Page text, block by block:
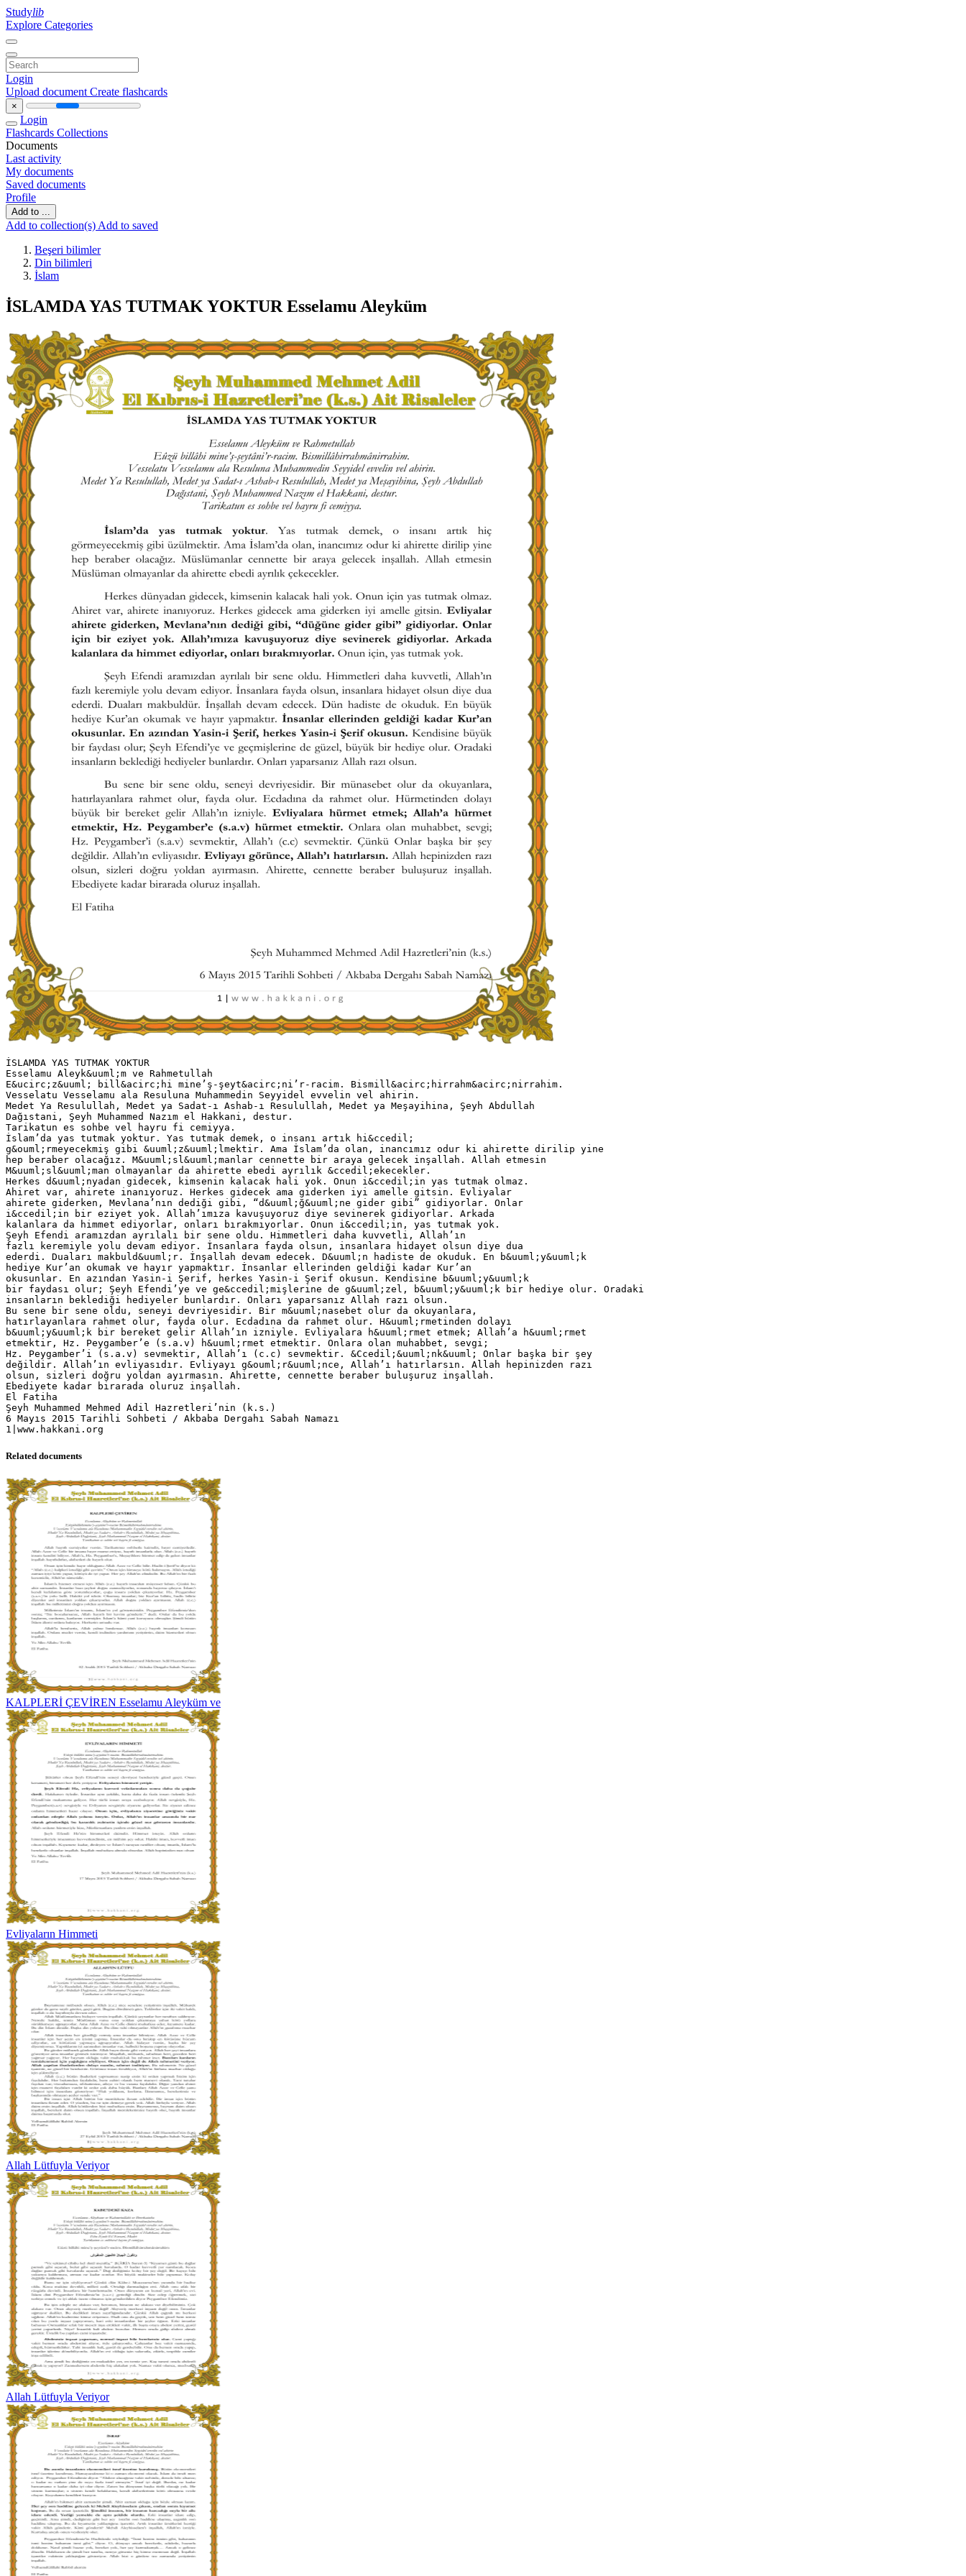
Studylib
Explore Categories
Login
Upload document Create flashcards
×
Login
Flashcards Collections
Documents
Last activity
My documents
Saved documents
Profile
Add to ...
Add to collection(s) Add to saved
Beşeri bilimler
Din bilimleri
İslam
İSLAMDA YAS TUTMAK YOKTUR Esselamu Aleyküm
İSLAMDA YAS TUTMAK YOKTUR
Esselamu Aleyk&uuml;m ve Rahmetullah
E&ucirc;z&uuml; bill&acirc;hi mine’ş-şeyt&acirc;ni’r-racim. Bismill&acirc;hirrahm&acirc;nirrahim.
Vesselatu Vesselamu ala Resuluna Muhammedin Seyyidel evvelin vel ahirin.
Medet Ya Resulullah, Medet ya Sadat-ı Ashab-ı Resulullah, Medet ya Meşayihina, Şeyh Abdullah
Dağıstani, Şeyh Muhammed Nazım el Hakkani, destur.
Tarikatun es sohbe vel hayru fi cemiyya.
İslam’da yas tutmak yoktur. Yas tutmak demek, o insanı artık hi&ccedil;
g&ouml;rmeyecekmiş gibi &uuml;z&uuml;lmektir. Ama İslam’da olan, inancımız odur ki ahirette dirilip yine
hep beraber olacağız. M&uuml;sl&uuml;manlar cennette bir araya gelecek inşallah. Allah etmesin
M&uuml;sl&uuml;man olmayanlar da ahirette ebedi ayrılık &ccedil;ekecekler.
Herkes d&uuml;nyadan gidecek, kimsenin kalacak hali yok. Onun i&ccedil;in yas tutmak olmaz.
Ahiret var, ahirete inanıyoruz. Herkes gidecek ama giderken iyi amelle gitsin. Evliyalar
ahirete giderken, Mevlana’nın dediği gibi, “d&uuml;ğ&uuml;ne gider gibi” gidiyorlar. Onlar
i&ccedil;in bir eziyet yok. Allah’ımıza kavuşuyoruz diye sevinerek gidiyorlar. Arkada
kalanlara da himmet ediyorlar, onları bırakmıyorlar. Onun i&ccedil;in, yas tutmak yok.
Şeyh Efendi aramızdan ayrılalı bir sene oldu. Himmetleri daha kuvvetli, Allah’ın
fazlı keremiyle yolu devam ediyor. İnsanlara fayda olsun, insanlara hidayet olsun diye dua
ederdi. Duaları makbuld&uuml;r. İnşallah devam edecek. D&uuml;n hadiste de okuduk. En b&uuml;y&uuml;k
hediye Kur’an okumak ve hayır yapmaktır. İnsanlar ellerinden geldiği kadar Kur’an
okusunlar. En azından Yasin-i Şerif, herkes Yasin-i Şerif okusun. Kendisine b&uuml;y&uuml;k
bir faydası olur; Şeyh Efendi’ye ve ge&ccedil;mişlerine de g&uuml;zel, b&uuml;y&uuml;k bir hediye olur. Oradaki
insanların beklediği hediyeler bunlardır. Onları yaparsanız Allah razı olsun.
Bu sene bir sene oldu, seneyi devriyesidir. Bir m&uuml;nasebet olur da okuyanlara,
hatırlayanlara rahmet olur, fayda olur. Ecdadına da rahmet olur. H&uuml;rmetinden dolayı
b&uuml;y&uuml;k bir bereket gelir Allah’ın izniyle. Evliyalara h&uuml;rmet etmek; Allah’a h&uuml;rmet
etmektir, Hz. Peygamber’e (s.a.v) h&uuml;rmet etmektir. Onlara olan muhabbet, sevgi;
Hz. Peygamber’i (s.a.v) sevmektir, Allah’ı (c.c) sevmektir. &Ccedil;&uuml;nk&uuml; Onlar başka bir şey
değildir. Allah’ın evliyasıdır. Evliyayı g&ouml;r&uuml;nce, Allah’ı hatırlarsın. Allah hepinizden razı
olsun, sizleri doğru yoldan ayırmasın. Ahirette, cennette beraber buluşuruz inşallah.
Ebediyete kadar birarada oluruz inşallah.
El Fatiha
Şeyh Muhammed Mehmed Adil Hazretleri’nin (k.s.)
6 Mayıs 2015 Tarihli Sohbeti / Akbaba Dergahı Sabah Namazı
Related documents
KALPLERİ ÇEVİREN Esselamu Aleyküm ve
Evliyaların Himmeti
Allah Lütfuyla Veriyor
Allah Lütfuyla Veriyor